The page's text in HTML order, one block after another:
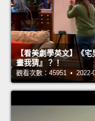
【看美劇學英文】《
畫我猜』？！
觀看次數：45951 • 2022-